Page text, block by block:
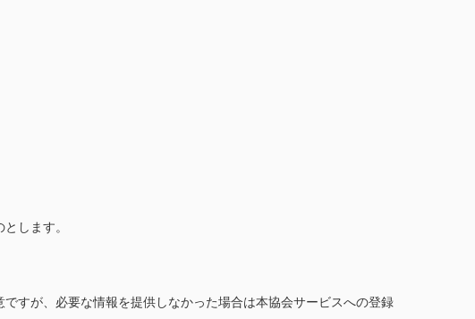
します。
すが、必要な情報を提供しなかった場合は本協会サービスへの登録